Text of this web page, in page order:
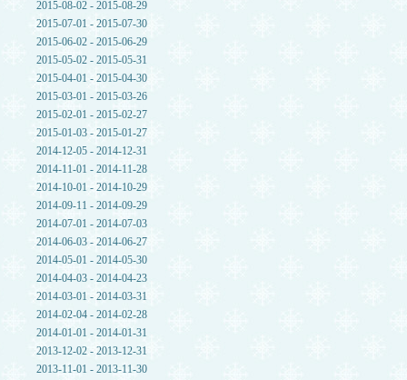
2015-08-02 - 2015-08-29
2015-07-01 - 2015-07-30
2015-06-02 - 2015-06-29
2015-05-02 - 2015-05-31
2015-04-01 - 2015-04-30
2015-03-01 - 2015-03-26
2015-02-01 - 2015-02-27
2015-01-03 - 2015-01-27
2014-12-05 - 2014-12-31
2014-11-01 - 2014-11-28
2014-10-01 - 2014-10-29
2014-09-11 - 2014-09-29
2014-07-01 - 2014-07-03
2014-06-03 - 2014-06-27
2014-05-01 - 2014-05-30
2014-04-03 - 2014-04-23
2014-03-01 - 2014-03-31
2014-02-04 - 2014-02-28
2014-01-01 - 2014-01-31
2013-12-02 - 2013-12-31
2013-11-01 - 2013-11-30